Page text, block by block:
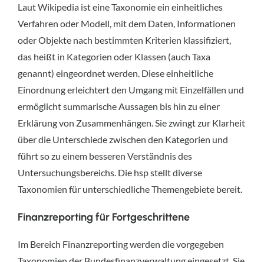
Laut Wikipedia ist eine Taxonomie ein einheitliches
Verfahren oder Modell, mit dem Daten, Informationen
oder Objekte nach bestimmten Kriterien klassifiziert,
das heißt in Kategorien oder Klassen (auch Taxa
genannt) eingeordnet werden. Diese einheitliche
Einordnung erleichtert den Umgang mit Einzelfällen und
ermöglicht summarische Aussagen bis hin zu einer
Erklärung von Zusammenhängen. Sie zwingt zur Klarheit
über die Unterschiede zwischen den Kategorien und
führt so zu einem besseren Verständnis des
Untersuchungsbereichs. Die hsp stellt diverse
Taxonomien für unterschiedliche Themengebiete bereit.
Finanzreporting für Fortgeschrittene
Im Bereich Finanzreporting werden die vorgegeben